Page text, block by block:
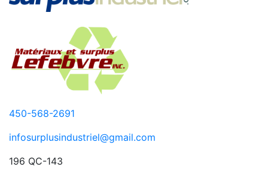
450-568-2691
infosurplusindustriel@gmail.com
196 QC-143